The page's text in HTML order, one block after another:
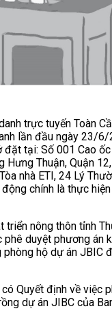
trực tuyến Toàn
lần đầu ngày 23/
tại: Số 001 Cao
Thuận, Quận 12,
nhà ETI, 24 Lý
chính là thực
nông thôn tỉnh
phê duyệt phương án
hộ dự án JBIC
Quyết định về việc
dự án JIBC của